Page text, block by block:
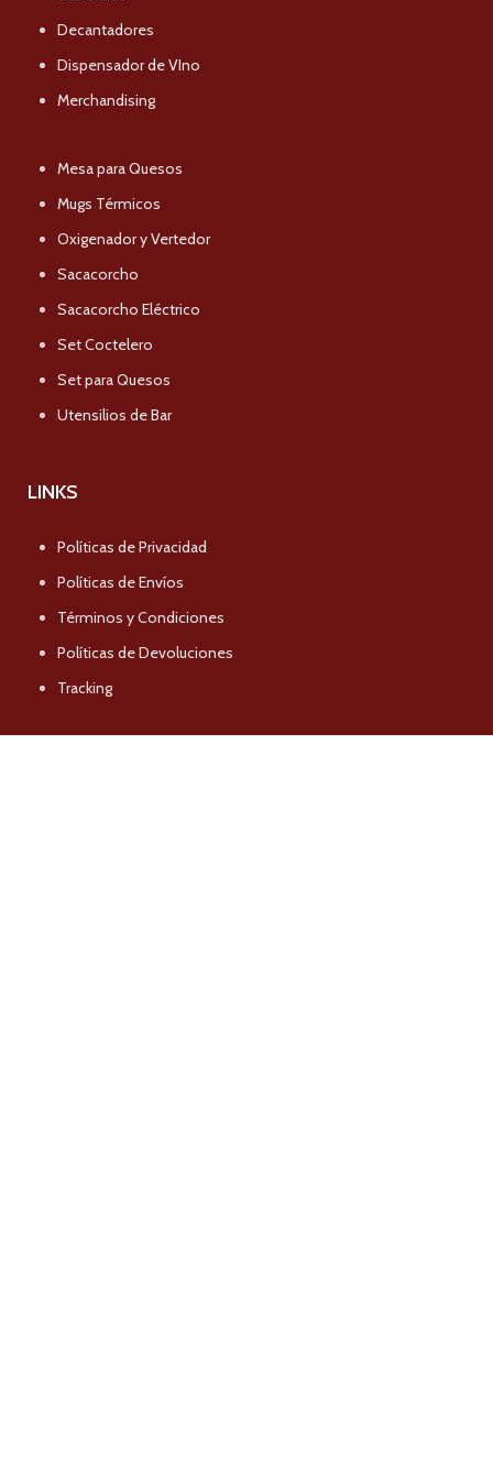
Decantadores
Dispensador de VIno
Merchandising
Mesa para Quesos
Mugs Térmicos
Oxigenador y Vertedor
Sacacorcho
Sacacorcho Eléctrico
Set Coctelero
Set para Quesos
Utensilios de Bar
LINKS
Políticas de Privacidad
Políticas de Envíos
Términos y Condiciones
Políticas de Devoluciones
Tracking